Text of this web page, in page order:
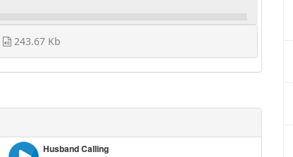
243.67 Kb
Husband Calling